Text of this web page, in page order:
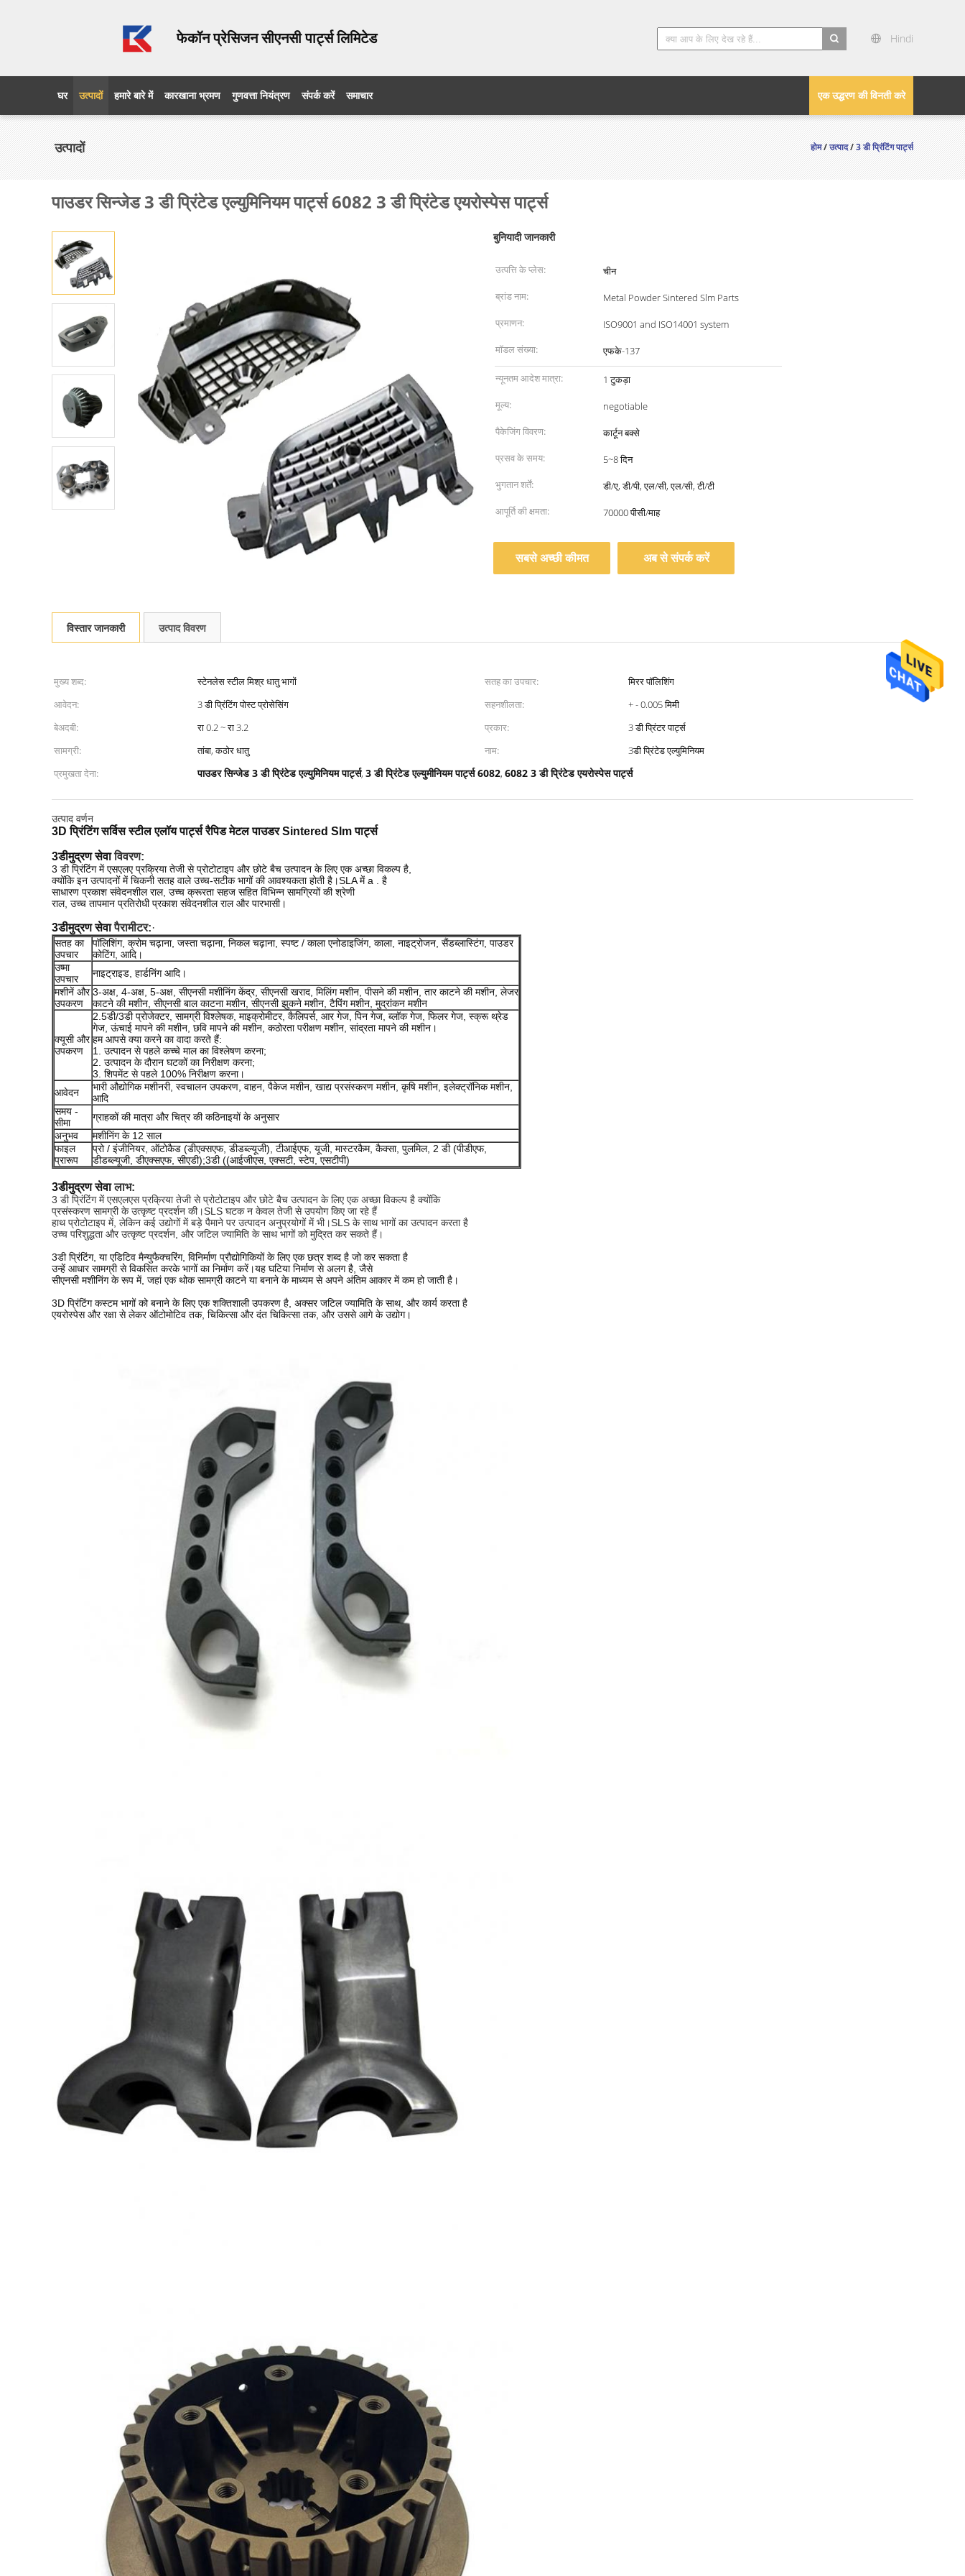
फेकॉन प्रेसिजन सीएनसी पार्ट्स लिमिटेड Hindi
एक उद्धरण की विनती करे
घर उत्पादों हमारे बारे में कारखाना भ्रमण गुणवत्ता नियंत्रण संपर्क करें समाचार
उत्पादों होम/उत्पाद/3 डी प्रिंटिंग पार्ट्स
पाउडर सिन्जेड 3 डी प्रिंटेड एल्युमिनियम पार्ट्स 6082 3 डी प्रिंटेड एयरोस्पेस पार्ट्स
बुनियादी जानकारी
उत्पत्ति के प्लेस:
चीन
ब्रांड नाम:
Metal Powder Sintered Slm Parts
प्रमाणन:
ISO9001 and ISO14001 system
मॉडल संख्या:
एफके-137
न्यूनतम आदेश मात्रा:
1 टुकड़ा
मूल्य:
negotiable
पैकेजिंग विवरण:
कार्टून बक्से
प्रसव के समय:
5~8 दिन
भुगतान शर्तें:
डी/ए, डी/पी, एल/सी, एल/सी, टी/टी
आपूर्ति की क्षमता:
70000 पीसी/माह
सबसे अच्छी कीमत अब से संपर्क करें
विस्तार जानकारी उत्पाद विवरण
मुख्य शब्द: स्टेनलेस स्टील मिश्र धातु भागों सतह का उपचार:
मिरर पॉलिशिंग
आवेदन:
3 डी प्रिंटिंग पोस्ट प्रोसेसिंग सहनशीलता:
+ - 0.005 मिमी
बेअदबी:
रा 0.2 ~ रा 3.2 प्रकार:
3 डी प्रिंटर पार्ट्स
सामग्री:
तांबा, कठोर धातु नाम:
3डी प्रिंटेड एल्युमिनियम
प्रमुखता देना:
पाउडर सिन्जेड 3 डी प्रिंटेड एल्युमिनियम पार्ट्स, 3 डी प्रिंटेड एल्युमीनियम पार्ट्स 6082, 6082 3 डी प्रिंटेड एयरोस्पेस पार्ट्स
उत्पाद वर्णन
3D प्रिंटिंग सर्विस स्टील एलॉय पार्ट्स रैपिड मेटल पाउडर Sintered Slm पार्ट्स
3डीमुद्रण सेवा विवरण:
3 डी प्रिंटिंग में एसएलए प्रक्रिया तेजी से प्रोटोटाइप और छोटे बैच उत्पादन के लिए एक अच्छा विकल्प है,
क्योंकि इन उत्पादनों में चिकनी सतह वाले उच्च-सटीक भागों की आवश्यकता होती है।SLA में a . है
साधारण प्रकाश संवेदनशील राल, उच्च क्रूरता सहज सहित विभिन्न सामग्रियों की श्रेणी
राल, उच्च तापमान प्रतिरोधी प्रकाश संवेदनशील राल और पारभासी।
3डीमुद्रण सेवा पैरामीटर:·
सतह का
उपचार
पॉलिशिंग, क्रोम चढ़ाना, जस्ता चढ़ाना, निकल चढ़ाना, स्पष्ट / काला एनोडाइजिंग, काला, नाइट्रोजन, सैंडब्लास्टिंग, पाउडर
कोटिंग, आदि।
उष्मा
उपचार
नाइट्राइड, हार्डनिंग आदि।
मशीनें और
उपकरण
3-अक्ष, 4-अक्ष, 5-अक्ष, सीएनसी मशीनिंग केंद्र, सीएनसी खराद, मिलिंग मशीन, पीसने की मशीन, तार काटने की मशीन, लेजर
काटने की मशीन, सीएनसी बाल काटना मशीन, सीएनसी झुकने मशीन, टैपिंग मशीन, मुद्रांकन मशीन
क्यूसी और
उपकरण
2.5डी/3डी प्रोजेक्टर, सामग्री विश्लेषक, माइक्रोमीटर, कैलिपर्स, आर गेज, पिन गेज, ब्लॉक गेज, फिलर गेज, स्क्रू थ्रेड
गेज, ऊंचाई मापने की मशीन, छवि मापने की मशीन, कठोरता परीक्षण मशीन, सांद्रता मापने की मशीन।
हम आपसे क्या करने का वादा करते हैं:
1. उत्पादन से पहले कच्चे माल का विश्लेषण करना;
2. उत्पादन के दौरान घटकों का निरीक्षण करना;
3. शिपमेंट से पहले 100% निरीक्षण करना।
आवेदन
भारी औद्योगिक मशीनरी, स्वचालन उपकरण, वाहन, पैकेज मशीन, खाद्य प्रसंस्करण मशीन, कृषि मशीन, इलेक्ट्रॉनिक मशीन,
आदि
समय -
सीमा
ग्राहकों की मात्रा और चित्र की कठिनाइयों के अनुसार
अनुभव
मशीनिंग के 12 साल
फाइल
प्रारूप
प्रो / इंजीनियर, ऑटोकैड (डीएक्सएफ, डीडब्ल्यूजी), टीआईएफ, यूजी, मास्टरकैम, कैक्सा, पुलमिल, 2 डी (पीडीएफ,
डीडब्ल्यूजी, डीएक्सएफ, सीएडी);3डी ((आईजीएस, एक्सटी, स्टेप, एसटीपी)
3डीमुद्रण सेवा लाभ:
3 डी प्रिंटिंग में एसएलएस प्रक्रिया तेजी से प्रोटोटाइप और छोटे बैच उत्पादन के लिए एक अच्छा विकल्प है क्योंकि
प्रसंस्करण सामग्री के उत्कृष्ट प्रदर्शन की।SLS घटक न केवल तेजी से उपयोग किए जा रहे हैं
हाथ प्रोटोटाइप में, लेकिन कई उद्योगों में बड़े पैमाने पर उत्पादन अनुप्रयोगों में भी।SLS के साथ भागों का उत्पादन करता है
उच्च परिशुद्धता और उत्कृष्ट प्रदर्शन, और जटिल ज्यामिति के साथ भागों को मुद्रित कर सकते हैं।
3डी प्रिंटिंग, या एडिटिव मैन्युफैक्चरिंग, विनिर्माण प्रौद्योगिकियों के लिए एक छत्र शब्द है जो कर सकता है
उन्हें आधार सामग्री से विकसित करके भागों का निर्माण करें।यह घटिया निर्माण से अलग है, जैसे
सीएनसी मशीनिंग के रूप में, जहां एक थोक सामग्री काटने या बनाने के माध्यम से अपने अंतिम आकार में कम हो जाती है।
3D प्रिंटिंग कस्टम भागों को बनाने के लिए एक शक्तिशाली उपकरण है, अक्सर जटिल ज्यामिति के साथ, और कार्य करता है
एयरोस्पेस और रक्षा से लेकर ऑटोमोटिव तक, चिकित्सा और दंत चिकित्सा तक, और उससे आगे के उद्योग।